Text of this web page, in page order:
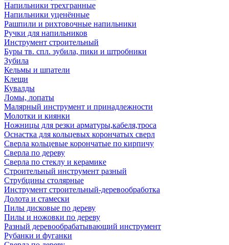
Напильники трехгранные
Напильники уценённые
Рашпили и рихтовочные напильники
Ручки для напильников
Инструмент строительный
Буры тв. спл. зубила, пики и штробники
Зубила
Кельмы и шпатели
Клещи
Кувалды
Ломы, лопаты
Малярный инструмент и принадлежности
Молотки и киянки
Ножницы для резки арматуры,кабеля,троса
Оснастка для кольцевых корончатых сверл
Сверла кольцевые корончатые по кирпичу
Сверла по дереву
Сверла по стеклу и керамике
Строительный инструмент разный
Струбцины столярные
Инструмент строительный-деревообработка
Долота и стамески
Пилы дисковые по дереву
Пилы и ножовки по дереву
Разный деревообрабатывающий инструмент
Рубанки и фуганки